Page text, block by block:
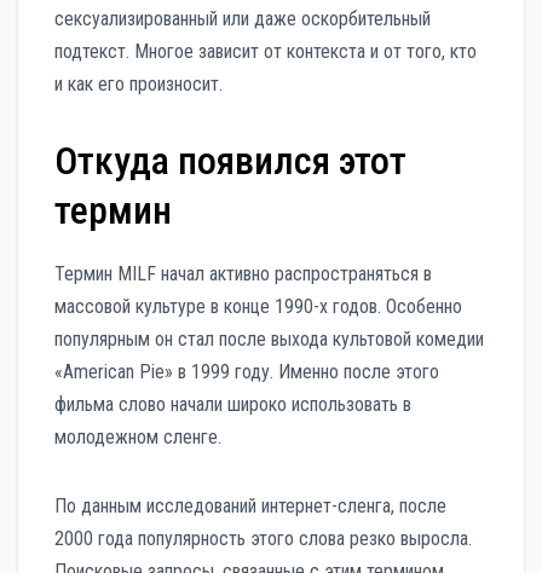
сексуализированный или даже оскорбительный
подтекст. Многое зависит от контекста и от того, кто
и как его произносит.
Откуда появился этот
термин
Термин MILF начал активно распространяться в
массовой культуре в конце 1990-х годов. Особенно
популярным он стал после выхода культовой комедии
«American Pie» в 1999 году. Именно после этого
фильма слово начали широко использовать в
молодежном сленге.
По данным исследований интернет-сленга, после
2000 года популярность этого слова резко выросла.